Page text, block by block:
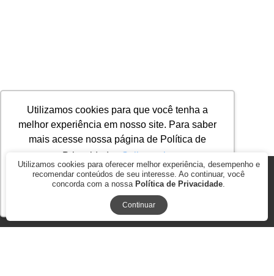
Utilizamos cookies para que você tenha a
melhor experiência em nosso site. Para saber
mais acesse nossa página de Política de
Privacidade.
Saiba mais
© 2026AGROMAP MAQUINAS AGRÍCOLAS PASSOS LTDA. ME.. CNPJ:
17.278.847/0001-35
BY COMMERCEPLUS
Utilizamos cookies para oferecer melhor experiência, desempenho e
recomendar conteúdos de seu interesse. Ao continuar, você
concorda com a nossa Política de Privacidade.
Continuar